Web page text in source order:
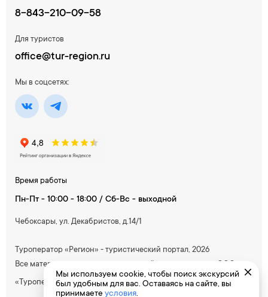
Время работы
Пн-Пт - 10:00 - 18:00 / Сб-Вс - выходной
Чебоксары, ул. Декабристов, д.14/1
8-843-210-09-58
Для туристов
office@tur-region.ru
Мы в соцсетях:
Туроператор «Регион» - туристический портал, 2026
Все материалы, содержащиеся на сайте, принадлежат ООО
«Туроператор Южный»
Мы используем cookie, чтобы поиск экскурсий
был удобным для вас. Оставаясь на сайте, вы
принимаете условия.